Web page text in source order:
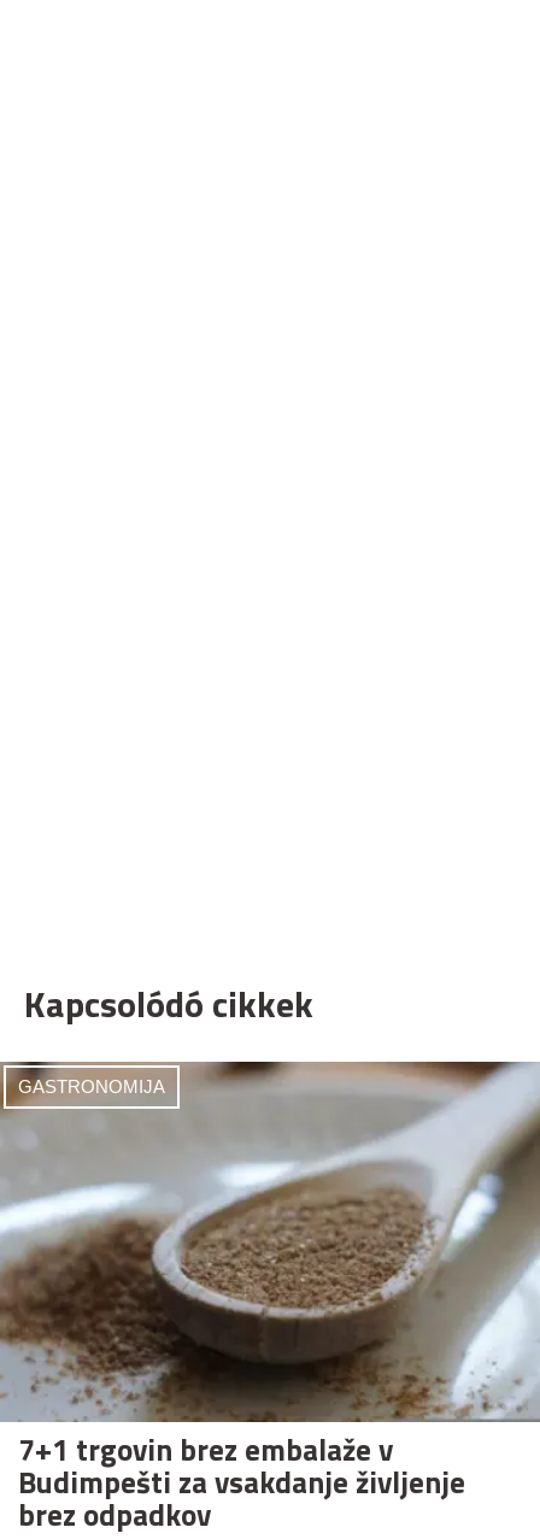
Kapcsolódó cikkek
GASTRONOMIJA
7+1 trgovin brez embalaže v
Budimpešti za vsakdanje življenje
brez odpadkov